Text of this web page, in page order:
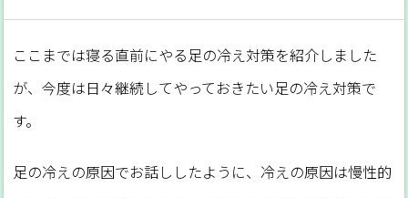
ここまでは寝る直前にやる足の冷え対策を紹介しました
が、今度は日々継続してやっておきたい足の冷え対策で
す。
足の冷えの原因でお話ししたように、冷えの原因は慢性的